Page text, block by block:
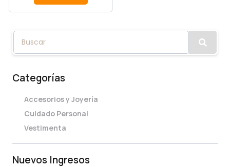
Categorías
Accesorios y Joyería
Cuidado Personal
Vestimenta
Nuevos Ingresos